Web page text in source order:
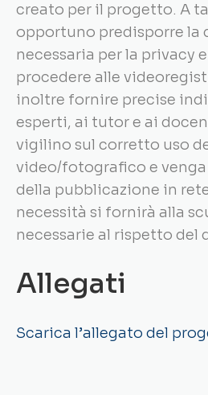
creato per il progetto. A
opportuno predisporre la
necessaria per la privacy
procedere alle
inoltre fornire precise
esperti, ai tutor e ai
vigilino sul corretto uso
video/fotografico e
della pubblicazione in
necessità si fornirà alla
necessarie al rispetto del
Allegati
Scarica l’allegato del